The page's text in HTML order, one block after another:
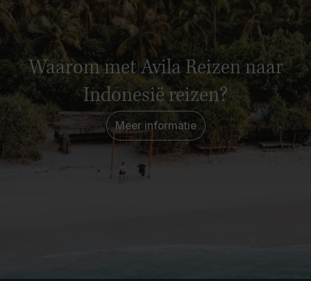
Waarom met Avila Reizen naar
Indonesië reizen?
Meer informatie